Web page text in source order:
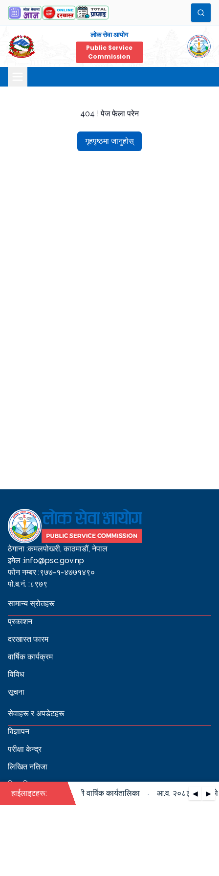
लोक सेवा आयोग
Public Service
Commission
404 ! पेज फेला परेन
गृहपृष्ठमा जानुहोस्
ठेगाना :कमलपोखरी, काठमाडौं, नेपाल
इमेल :info@psc.gov.np
फोन नम्बर :९७७-१-४७७१४९०
पो.ब.नं. :८९७९
सामान्य स्रोतहरू
प्रकाशन
दरखास्त फारम
वार्षिक कार्यक्रम
विविध
सूचना
सेवाहरू र अपडेटहरू
विज्ञापन
परीक्षा केन्द्र
लिखित नतिजा
सिफारिस
हाईलाइटहरू: ◀ ▶
०८४ को पदपूर्ति सम्बन्धी वार्षिक कार्यतालिका आ.व. २०८३/०८४ को